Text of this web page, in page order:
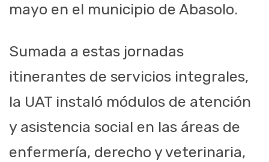
mayo en el municipio de Abasolo.
Sumada a estas jornadas
itinerantes de servicios integrales,
la UAT instaló módulos de atención
y asistencia social en las áreas de
enfermería, derecho y veterinaria,